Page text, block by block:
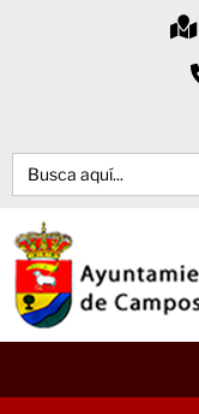
Buscar: